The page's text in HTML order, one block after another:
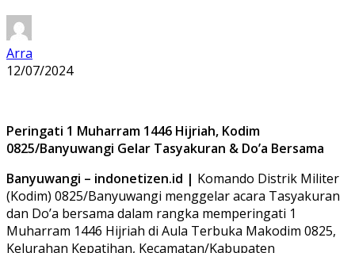
Arra
12/07/2024
Peringati 1 Muharram 1446 Hijriah, Kodim
0825/Banyuwangi Gelar Tasyakuran & Do’a Bersama
Banyuwangi – indonetizen.id | Komando Distrik Militer
(Kodim) 0825/Banyuwangi menggelar acara Tasyakuran
dan Do’a bersama dalam rangka memperingati 1
Muharram 1446 Hijriah di Aula Terbuka Makodim 0825,
Kelurahan Kepatihan, Kecamatan/Kabupaten